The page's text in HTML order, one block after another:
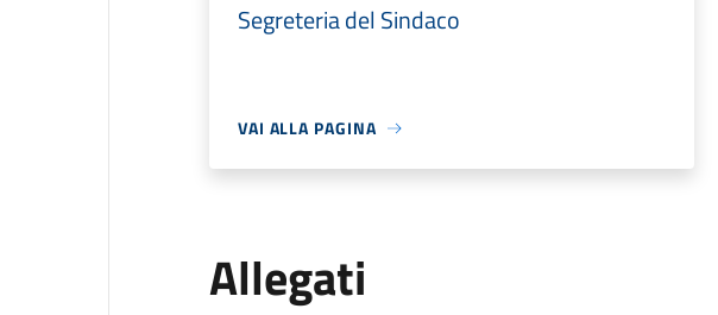
Segreteria del Sindaco
VAI ALLA PAGINA
Allegati